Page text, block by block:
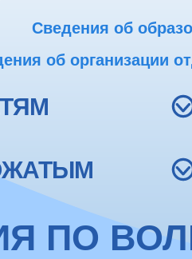
Сведения об
об организации
ПО